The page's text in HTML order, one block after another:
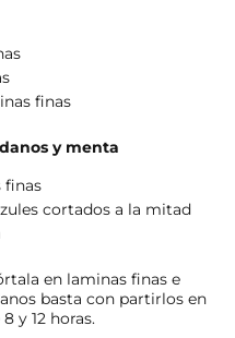
finas
y menta
finas
cortados a la mitad
en laminas finas e
basta con partirlos en
y 12 horas.